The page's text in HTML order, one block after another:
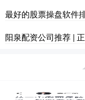
最好的股票操盘软件
阳泉配资公司推荐 |